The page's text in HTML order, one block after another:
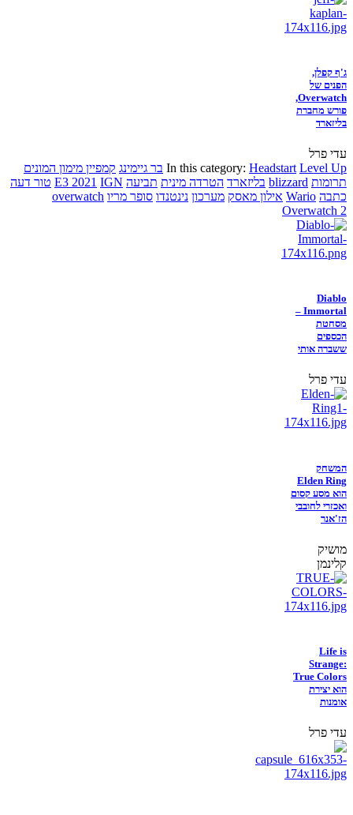
ג'ף קפלן,
הפנים של
Overwatch,
פורש מחברת
בליזארד
עדי פרל
In this category: Headstart Level Up בר גיימינג קמפיין מימון המונים
תרומות blizzard בליזארד הטרדה מינית תביעה E3 2021 IGN
טור דעה
כתבה Wario אילון מאסק מערכון נינטנדו סופר מריו overwatch
Overwatch 2
Diablo
Immortal –
מסחטת
הכספים
ששברה אותי
עדי פרל
המשחק
Elden Ring
הוא מסע קסום
ואכזרי לחובבי
הז'אנר
מושיק
קלינמן
Life is
Strange:
True Colors
הוא יצירת
אומנות
עדי פרל